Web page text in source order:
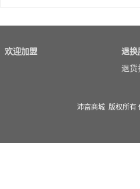
欢迎加盟
退换
退货
沛富商城 版权所有